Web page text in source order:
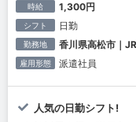
時給 1,300円
シフト 日勤
勤務地 香川県高松市｜
雇用形態 派遣社員
人気の日勤シフト!